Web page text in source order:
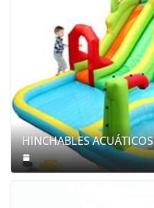
HINCHABLES ACUÁTICOS